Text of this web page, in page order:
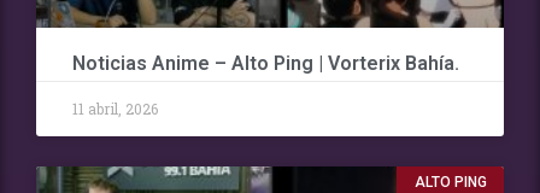
Noticias Anime – Alto Ping | Vorterix Bahía.
11 abril, 2026
ALTO PING